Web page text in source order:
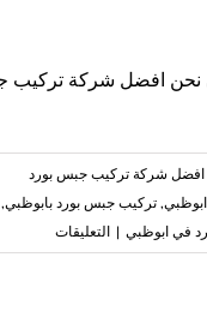
افضل شركة تركيب جبس بورد
, تركيب جبس بورد بابوظبي,
في ابوظبي | التعليقاتعلى
تركيب